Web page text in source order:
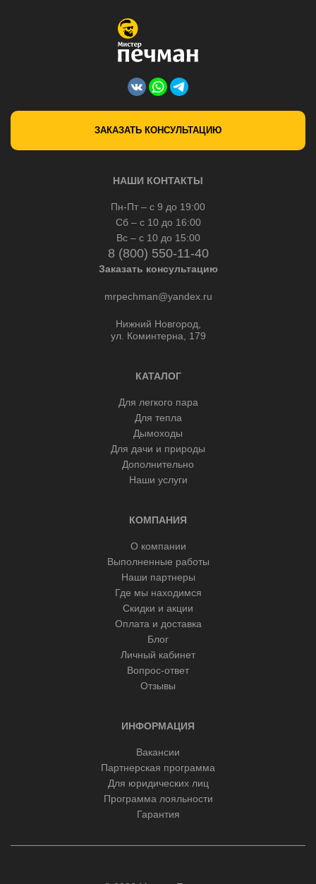
ЗАКАЗАТЬ КОНСУЛЬТАЦИЮ
НАШИ КОНТАКТЫ
Пн-Пт – с 9 до 19:00
Сб – с 10 до 16:00
Вс – с 10 до 15:00
8 (800) 550-11-40
Заказать консультацию
mrpechman@yandex.ru
Нижний Новгород,
ул. Коминтерна, 179
КАТАЛОГ
Для легкого пара
Для тепла
Дымоходы
Для дачи и природы
Дополнительно
Наши услуги
КОМПАНИЯ
О компании
Выполненные работы
Наши партнеры
Где мы находимся
Скидки и акции
Оплата и доставка
Блог
Личный кабинет
Вопрос-ответ
Отзывы
ИНФОРМАЦИЯ
Вакансии
Партнерская программа
Для юридических лиц
Программа лояльности
Гарантия